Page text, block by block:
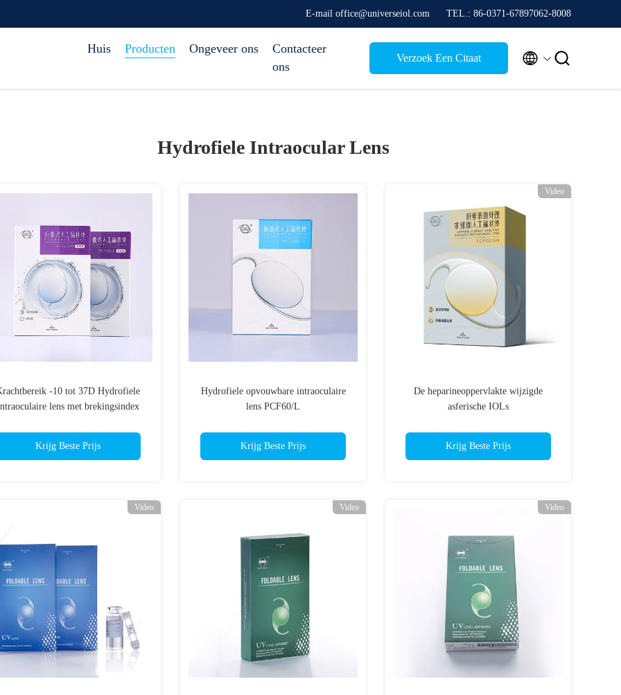
E-mail office@universeiol.com TEL.: 86-0371-67897062-8008
Huis Producten Ongeveer ons
Contacteer
ons
Verzoek Een Citaat  
Hydrofiele Intraocular Lens
-10 tot 37D Hydrofiele
lens met brekingsindex
Krijg Beste Prijs
Hydrofiele opvouwbare intraoculaire
lens PCF60/L
Krijg Beste Prijs
Video
De heparineoppervlakte wijzigde
asferische IOLs
Krijg Beste Prijs
Video Video Video